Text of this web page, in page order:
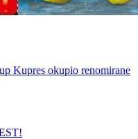
Kupres okupio renomirane